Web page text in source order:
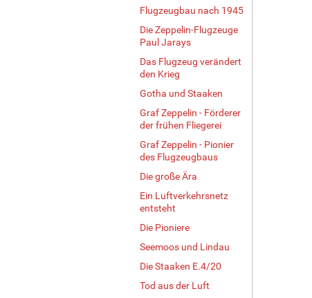
Flugzeugbau nach 1945
Die Zeppelin-Flugzeuge
Paul Jarays
Das Flugzeug verändert
den Krieg
Gotha und Staaken
Graf Zeppelin - Förderer
der frühen Fliegerei
Graf Zeppelin - Pionier
des Flugzeugbaus
Die große Ära
Ein Luftverkehrsnetz
entsteht
Die Pioniere
Seemoos und Lindau
Die Staaken E.4/20
Tod aus der Luft